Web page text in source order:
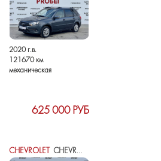
2020 г.в.
121670 км
механическая
625 000 РУБ
CHEVROLET CHEVROLET CRUZE I